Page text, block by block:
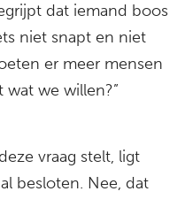
dat iemand boos
niet snapt en niet
er meer mensen
wat we willen?”
vraag stelt, ligt
besloten. Nee, dat